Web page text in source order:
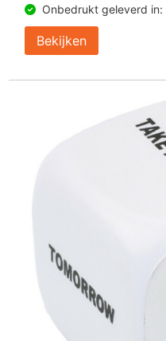
Onbedrukt geleverd
Bekijken